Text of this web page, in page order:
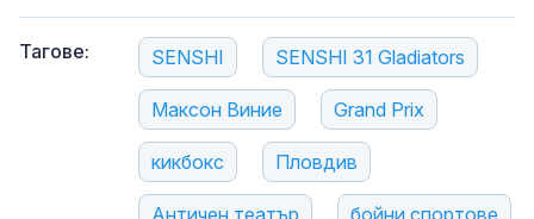
Тагове: SENSHI SENSHI 31 Gladiators
Максон Виние Grand Prix
кикбокс Пловдив
Античен театър бойни спортове